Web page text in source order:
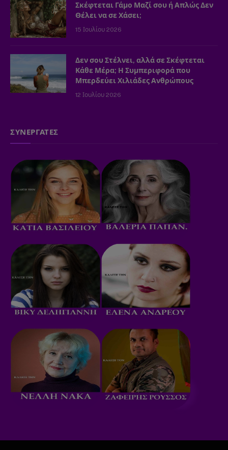
Σκέφτεται Γάμο Μαζί σου ή Απλώς Δεν
Θέλει να σε Χάσει;
15 Ιουλίου 2026
Δεν σου Στέλνει, αλλά σε Σκέφτεται
Κάθε Μέρα; Η Συμπεριφορά που
Μπερδεύει Χιλιάδες Ανθρώπους
12 Ιουλίου 2026
ΣΥΝΕΡΓΑΤΕΣ